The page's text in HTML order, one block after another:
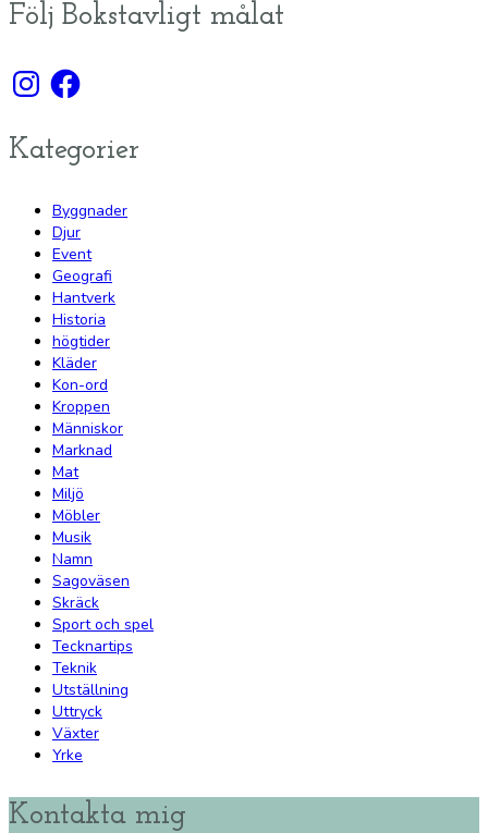
Följ Bokstavligt målat
InstagramFacebook
Kategorier
Byggnader
Djur
Event
Geografi
Hantverk
Historia
högtider
Kläder
Kon-ord
Kroppen
Människor
Marknad
Mat
Miljö
Möbler
Musik
Namn
Sagoväsen
Skräck
Sport och spel
Tecknartips
Teknik
Utställning
Uttryck
Växter
Yrke
Kontakta mig